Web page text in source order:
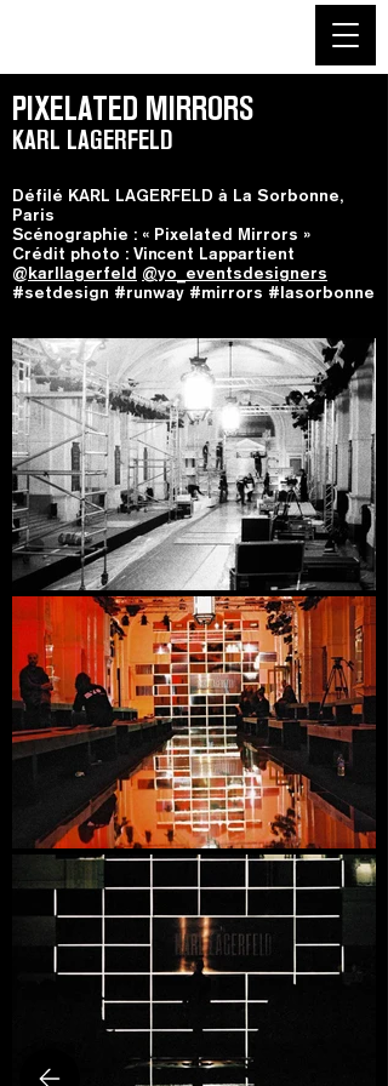
PIXELATED MIRRORS
KARL LAGERFELD
Défilé KARL LAGERFELD à La Sorbonne,
Paris
Scénographie : « Pixelated Mirrors »
Crédit photo : Vincent Lappartient
@karllagerfeld @yo_eventsdesigners
#setdesign #runway #mirrors #lasorbonne